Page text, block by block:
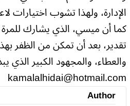
الإدارة، ولهذا تشوب
كما أن ميسي، الذي يشارك للمرة
تقدير، بعد أن تمكن من الظفر
والعطاء، والمجهود الكبير الذي
kamalalhidai@hotmail.com
Author